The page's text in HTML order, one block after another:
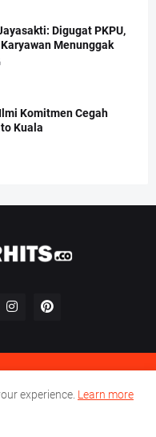
Digugat PKPU,
Menunggak
Komitmen Cegah
Kuala
experience. Learn more